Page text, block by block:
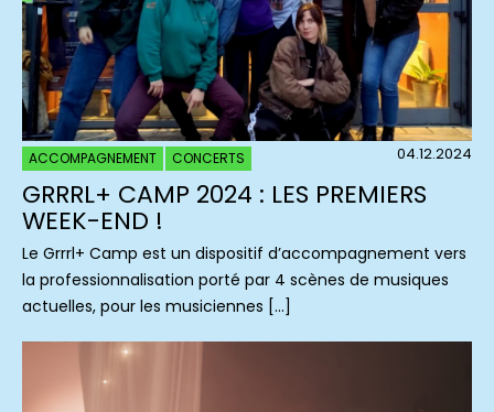
ACCOMPAGNEMENT CONCERTS 04.12.2024
GRRRL+ CAMP 2024 : LES PREMIERS
WEEK-END !
Le Grrrl+ Camp est un dispositif d’accompagnement vers
la professionnalisation porté par 4 scènes de musiques
actuelles, pour les musiciennes […]